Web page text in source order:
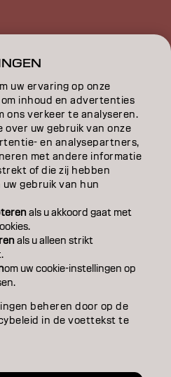
uw ervaring op onze
inhoud en advertenties
ons verkeer te analyseren.
over uw gebruik van onze
en analysepartners,
met andere informatie
of die zij hebben
gebruik van hun
als u akkoord gaat met
als u alleen strikt
om uw cookie-instellingen op
beheren door op de
in de voettekst te